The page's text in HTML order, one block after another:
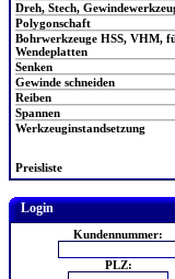
Dreh, Stech,
Polygonschaft
Bohrwerkzeuge HSS, VHM,
Wendeplatten
Senken
Gewinde schneiden
Reiben
Spannen
Werkzeuginstandsetzung
Preisliste
Login
Kundennummer:
PLZ: